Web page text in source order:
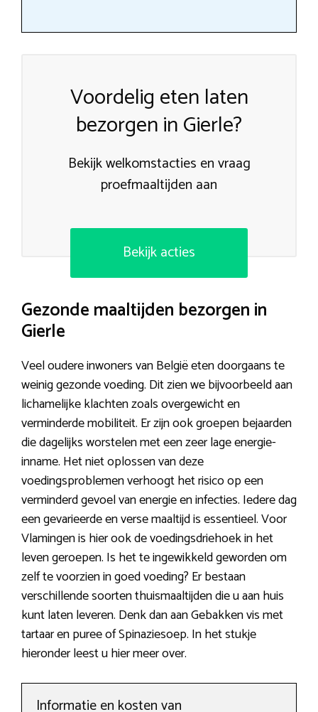
Voordelig eten laten
bezorgen in Gierle?
Bekijk welkomstacties en vraag
proefmaaltijden aan
Bekijk acties
Gezonde maaltijden bezorgen in
Gierle
Veel oudere inwoners van België eten doorgaans te
weinig gezonde voeding. Dit zien we bijvoorbeeld aan
lichamelijke klachten zoals overgewicht en
verminderde mobiliteit. Er zijn ook groepen bejaarden
die dagelijks worstelen met een zeer lage energie-
inname. Het niet oplossen van deze
voedingsproblemen verhoogt het risico op een
verminderd gevoel van energie en infecties. Iedere dag
een gevarieerde en verse maaltijd is essentieel. Voor
Vlamingen is hier ook de voedingsdriehoek in het
leven geroepen. Is het te ingewikkeld geworden om
zelf te voorzien in goed voeding? Er bestaan
verschillende soorten thuismaaltijden die u aan huis
kunt laten leveren. Denk dan aan Gebakken vis met
tartaar en puree of Spinaziesoep. In het stukje
hieronder leest u hier meer over.
Informatie en kosten van